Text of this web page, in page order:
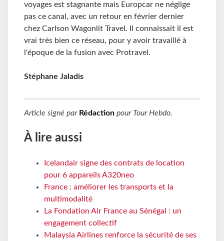
voyages est stagnante mais Europcar ne néglige
pas ce canal, avec un retour en février dernier
chez Carlson Wagonlit Travel. Il connaissait il est
vrai très bien ce réseau, pour y avoir travaillé à
l'époque de la fusion avec Protravel.
Stéphane Jaladis
Article signé par Rédaction pour Tour Hebdo.
À lire aussi
Icelandair signe des contrats de location
pour 6 appareils A320neo
France : améliorer les transports et la
multimodalité
La Fondation Air France au Sénégal : un
engagement collectif
Malaysia Airlines renforce la sécurité de ses